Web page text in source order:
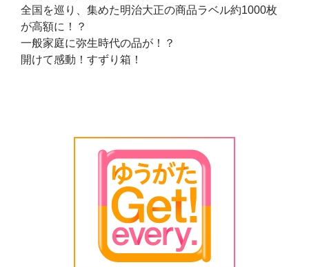
全国を巡り、集めた明治大正の商品ラベル約1000枚
が高額に！？
一般家庭に弥生時代の品が！？
開けて感動！すずり箱！